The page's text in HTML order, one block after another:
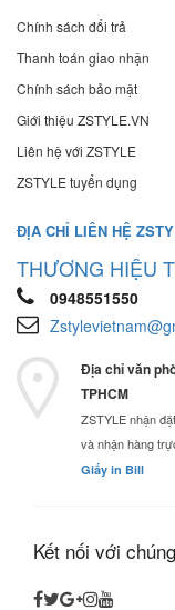
Chính sách đổi trả
Thanh toán giao nhận
Chính sách bảo mật
Giới thiệu ZSTYLE.VN
Liên hệ với ZSTYLE
ZSTYLE tuyển dụng
ĐỊA CHỈ LIÊN HỆ
THƯƠNG HIỆU
0948551550
Địa chỉ văn
TPHCM
ZSTYLE nhận
và nhận hàng
Giấy in Bill
Kết nối với